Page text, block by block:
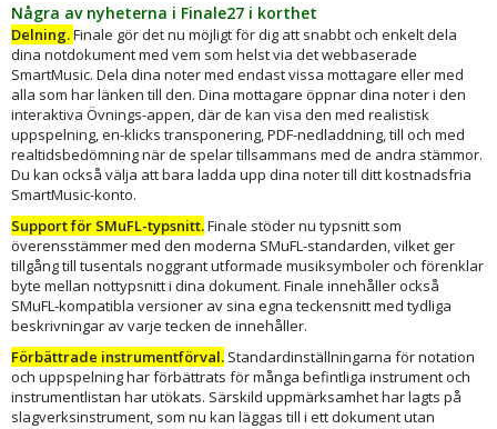
Några av nyheterna i Finale27 i korthet
Delning.Finale gör det nu möjligt för dig att snabbt och enkelt dela
dina notdokument med vem som helst via det webbaserade
SmartMusic. Dela dina noter med endast vissa mottagare eller med
alla som har länken till den. Dina mottagare öppnar dina noter i den
interaktiva Övnings-appen, där de kan visa den med realistisk
uppspelning, en-klicks transponering, PDF-nedladdning, till och med
realtidsbedömning när de spelar tillsammans med de andra stämmor.
Du kan också välja att bara ladda upp dina noter till ditt kostnadsfria
SmartMusic-konto.
Support för SMuFL-typsnitt.Finale stöder nu typsnitt som
överensstämmer med den moderna SMuFL-standarden, vilket ger
tillgång till tusentals noggrant utformade musiksymboler och förenklar
byte mellan nottypsnitt i dina dokument. Finale innehåller också
SMuFL-kompatibla versioner av sina egna teckensnitt med tydliga
beskrivningar av varje tecken de innehåller.
Förbättrade instrumentförval. Standardinställningarna för notation
och uppspelning har förbättrats för många befintliga instrument och
instrumentlistan har utökats. Särskild uppmärksamhet har lagts på
slagverksinstrument, som nu kan läggas till i ett dokument utan